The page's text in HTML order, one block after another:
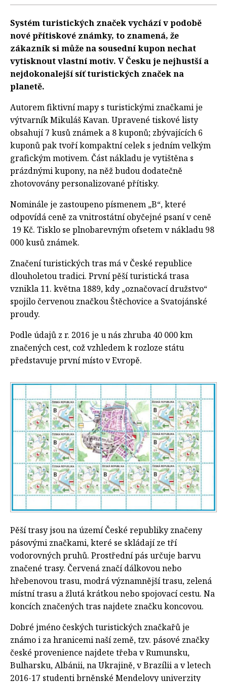
Systém turistických značek vychází v podobě
nové přítiskové známky, to znamená, že
zákazník si může na sousední kupon nechat
vytisknout vlastní motiv. V Česku je nejhustší a
nejdokonalejší síť turistických značek na
planetě.
Autorem fiktivní mapy s turistickými značkami je
výtvarník Mikuláš Kavan. Upravené tiskové listy
obsahují 7 kusů známek a 8 kuponů; zbývajících 6
kuponů pak tvoří kompaktní celek s jedním velkým
grafickým motivem. Část nákladu je vytištěna s
prázdnými kupony, na něž budou dodatečně
zhotovovány personalizované přítisky.
Nominále je zastoupeno písmenem „B“, které
odpovídá ceně za vnitrostátní obyčejné psaní v ceně
19 Kč. Tisklo se plnobarevným ofsetem v nákladu 98
000 kusů známek.
Značení turistických tras má v České republice
dlouholetou tradici. První pěší turistická trasa
vznikla 11. května 1889, kdy „označovací družstvo“
spojilo červenou značkou Štěchovice a Svatojánské
proudy.
Podle údajů z r. 2016 je u nás zhruba 40 000 km
značených cest, což vzhledem k rozloze státu
představuje první místo v Evropě.
Pěší trasy jsou na území České republiky značeny
pásovými značkami, které se skládají ze tří
vodorovných pruhů. Prostřední pás určuje barvu
značené trasy. Červená značí dálkovou nebo
hřebenovou trasu, modrá významnější trasu, zelená
místní trasu a žlutá krátkou nebo spojovací cestu. Na
koncích značených tras najdete značku koncovou.
Dobré jméno českých turistických značkařů je
známo i za hranicemi naší země, tzv. pásové značky
české provenience najdete třeba v Rumunsku,
Bulharsku, Albánii, na Ukrajině, v Brazílii a v letech
2016-17 studenti brněnské Mendelovy univerzity